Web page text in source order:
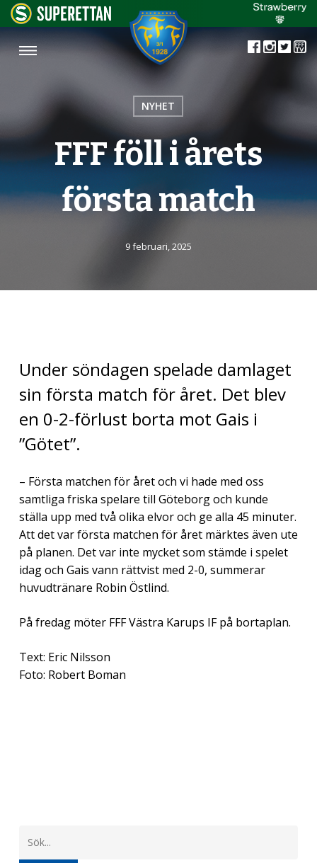
NYHET
FFF föll i årets
första match
9 februari, 2025
Under söndagen spelade damlaget
sin första match för året. Det blev
en 0-2-förlust borta mot Gais i
”Götet”.
– Första matchen för året och vi hade med oss
samtliga friska spelare till Göteborg och kunde
ställa upp med två olika elvor och ge alla 45 minuter.
Att det var första matchen för året märktes även ute
på planen. Det var inte mycket som stämde i spelet
idag och Gais vann rättvist med 2-0, summerar
huvudtränare Robin Östlind.
På fredag möter FFF Västra Karups IF på bortaplan.
Text: Eric Nilsson
Foto: Robert Boman